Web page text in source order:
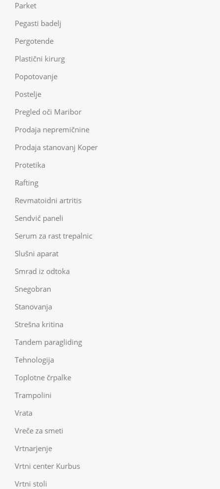
Parket
Pegasti badelj
Pergotende
Plastični kirurg
Popotovanje
Postelje
Pregled oči Maribor
Prodaja nepremičnine
Prodaja stanovanj Koper
Protetika
Rafting
Revmatoidni artritis
Sendvič paneli
Serum za rast trepalnic
Slušni aparat
Smrad iz odtoka
Snegobran
Stanovanja
Strešna kritina
Tandem paragliding
Tehnologija
Toplotne črpalke
Trampolini
Vrata
Vreče za smeti
Vrtnarjenje
Vrtni center Kurbus
Vrtni stoli